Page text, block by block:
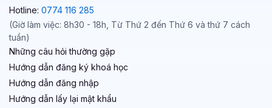
Hotline: 0774 116 285
(Giờ làm việc: 8h30 - 18h, Từ Thứ 2 đến Thứ 6 và thứ 7 cách
tuần)
Những câu hỏi thường gặp
Hướng dẫn đăng ký khoá học
Hướng dẫn đăng nhập
Hướng dẫn lấy lại mật khẩu